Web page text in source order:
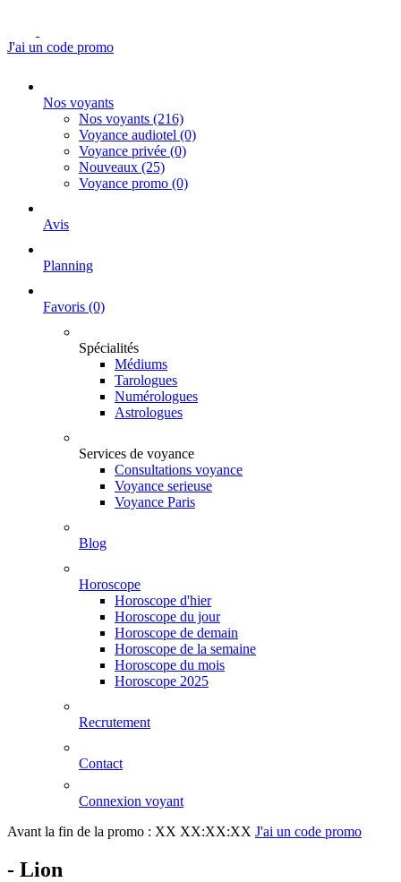
J'ai un code promo
Nos voyants
Nos voyants (216)
Voyance audiotel (0)
Voyance privée (0)
Nouveaux (25)
Voyance promo (0)
Avis
Planning
Favoris (0)
Spécialités
Médiums
Tarologues
Numérologues
Astrologues
Services de voyance
Consultations voyance
Voyance serieuse
Voyance Paris
Blog
Horoscope
Horoscope d'hier
Horoscope du jour
Horoscope de demain
Horoscope de la semaine
Horoscope du mois
Horoscope 2025
Recrutement
Contact
Connexion voyant
Avant la fin de la promo : XX XX:XX:XX J'ai un code promo
- Lion